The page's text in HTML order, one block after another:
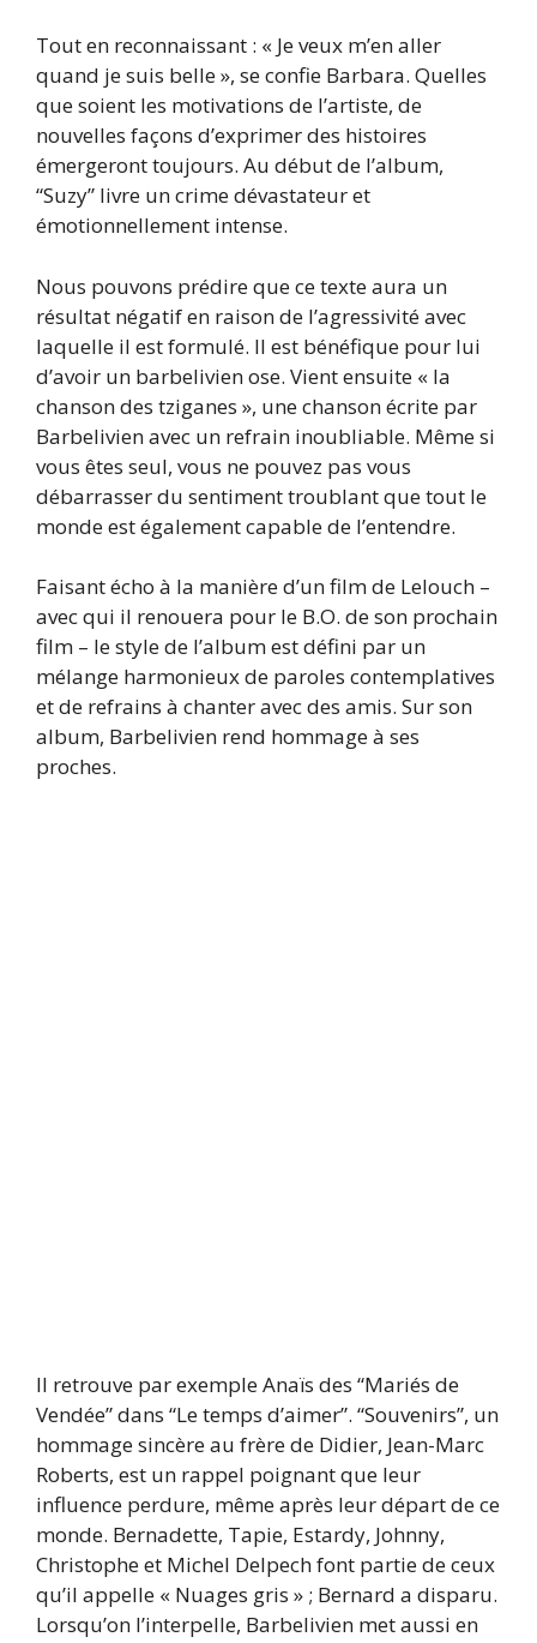
Tout en reconnaissant : « Je veux m’en aller
quand je suis belle », se confie Barbara. Quelles
que soient les motivations de l’artiste, de
nouvelles façons d’exprimer des histoires
émergeront toujours. Au début de l’album,
“Suzy” livre un crime dévastateur et
émotionnellement intense.
Nous pouvons prédire que ce texte aura un
résultat négatif en raison de l’agressivité avec
laquelle il est formulé. Il est bénéfique pour lui
d’avoir un barbelivien ose. Vient ensuite « la
chanson des tziganes », une chanson écrite par
Barbelivien avec un refrain inoubliable. Même si
vous êtes seul, vous ne pouvez pas vous
débarrasser du sentiment troublant que tout le
monde est également capable de l’entendre.
Faisant écho à la manière d’un film de Lelouch –
avec qui il renouera pour le B.O. de son prochain
film – le style de l’album est défini par un
mélange harmonieux de paroles contemplatives
et de refrains à chanter avec des amis. Sur son
album, Barbelivien rend hommage à ses
proches.
Il retrouve par exemple Anaïs des “Mariés de
Vendée” dans “Le temps d’aimer”. “Souvenirs”, un
hommage sincère au frère de Didier, Jean-Marc
Roberts, est un rappel poignant que leur
influence perdure, même après leur départ de ce
monde. Bernadette, Tapie, Estardy, Johnny,
Christophe et Michel Delpech font partie de ceux
qu’il appelle « Nuages gris » ; Bernard a disparu.
Lorsqu’on l’interpelle, Barbelivien met aussi en